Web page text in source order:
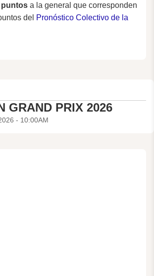
puntos a la general que corresponden
del Pronóstico Colectivo de la
GRAND PRIX 2026
- 10:00AM